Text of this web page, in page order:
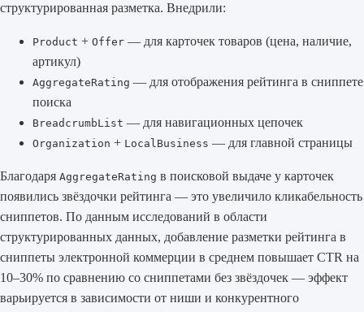
структурированная разметка. Внедрили:
Product + Offer — для карточек товаров (цена, наличие,
артикул)
AggregateRating — для отображения рейтинга в сниппете
поиска
BreadcrumbList — для навигационных цепочек
Organization + LocalBusiness — для главной страницы
Благодаря AggregateRating в поисковой выдаче у карточек
появились звёздочки рейтинга — это увеличило кликабельность
сниппетов. По данным исследований в области
структурированных данных, добавление разметки рейтинга в
сниппеты электронной коммерции в среднем повышает CTR на
10–30% по сравнению со сниппетами без звёздочек — эффект
варьируется в зависимости от ниши и конкурентного